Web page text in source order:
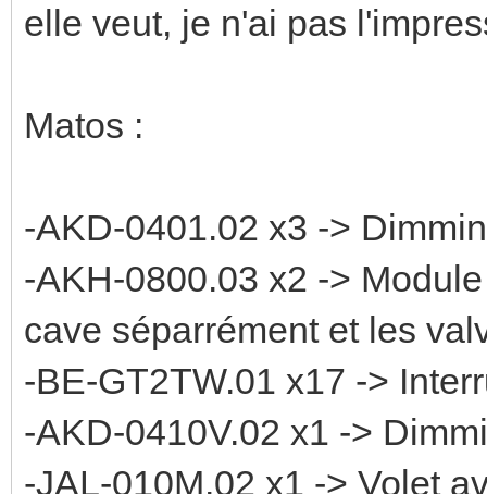
elle veut, je n'ai pas
Matos :
-AKD-0401.02 x3 ->
-AKH-0800.03 x2 ->
cave séparrément et les
-BE-GT2TW.01 x17 ->
-AKD-0410V.02 x1 ->
-JAL-010M.02 x1 -> Volet